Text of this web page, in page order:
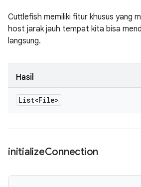
Cuttlefish memiliki fitur khusus yang
host jarak jauh tempat kita bisa
langsung.
Hasil
List<File>
initializeConnection